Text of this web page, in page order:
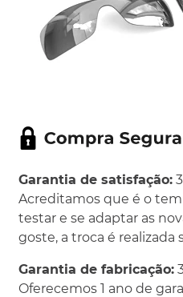
Garantia de satisfação:
Acreditamos que é o
testar e se adaptar as
goste, a troca é realizada
Garantia de fabricação:
Oferecemos 1 ano de